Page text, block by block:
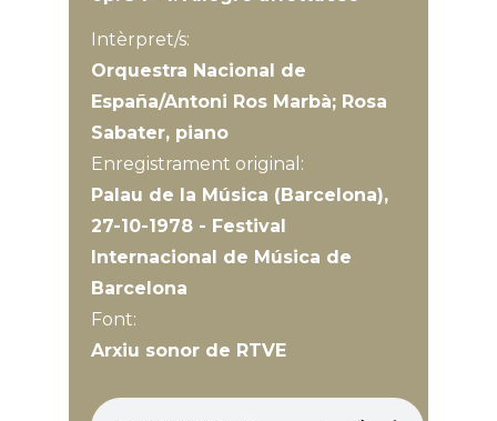
Intèrpret/s:
Orquestra Nacional de
España/Antoni Ros Marbà; Rosa
Sabater, piano
Enregistrament original:
Palau de la Música (Barcelona),
27-10-1978 - Festival
Internacional de Música de
Barcelona
Font:
Arxiu sonor de RTVE